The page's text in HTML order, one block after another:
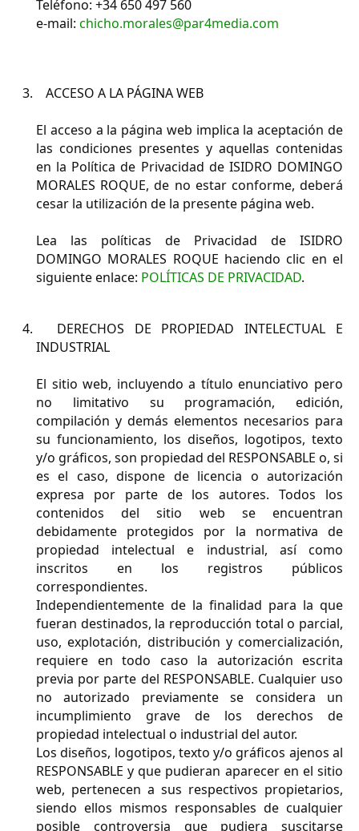
Teléfono: +34 650 497 560
e-mail: chicho.morales@par4media.com
ACCESO A LA PÁGINA WEB
El acceso a la página web implica la aceptación de
las condiciones presentes y aquellas contenidas
en la Política de Privacidad de ISIDRO DOMINGO
MORALES ROQUE, de no estar conforme, deberá
cesar la utilización de la presente página web.
Lea las políticas de Privacidad de ISIDRO
DOMINGO MORALES ROQUE haciendo clic en el
siguiente enlace: POLÍTICAS DE PRIVACIDAD.
DERECHOS DE PROPIEDAD INTELECTUAL E
INDUSTRIAL
El sitio web, incluyendo a título enunciativo pero
no limitativo su programación, edición,
compilación y demás elementos necesarios para
su funcionamiento, los diseños, logotipos, texto
y/o gráficos, son propiedad del RESPONSABLE o, si
es el caso, dispone de licencia o autorización
expresa por parte de los autores. Todos los
contenidos del sitio web se encuentran
debidamente protegidos por la normativa de
propiedad intelectual e industrial, así como
inscritos en los registros públicos
correspondientes.
Independientemente de la finalidad para la que
fueran destinados, la reproducción total o parcial,
uso, explotación, distribución y comercialización,
requiere en todo caso la autorización escrita
previa por parte del RESPONSABLE. Cualquier uso
no autorizado previamente se considera un
incumplimiento grave de los derechos de
propiedad intelectual o industrial del autor.
Los diseños, logotipos, texto y/o gráficos ajenos al
RESPONSABLE y que pudieran aparecer en el sitio
web, pertenecen a sus respectivos propietarios,
siendo ellos mismos responsables de cualquier
posible controversia que pudiera suscitarse